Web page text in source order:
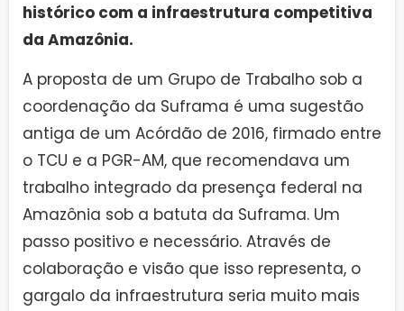
histórico com a infraestrutura competitiva
da Amazônia.
A proposta de um Grupo de Trabalho sob a
coordenação da Suframa é uma sugestão
antiga de um Acórdão de 2016, firmado entre
o TCU e a PGR-AM, que recomendava um
trabalho integrado da presença federal na
Amazônia sob a batuta da Suframa. Um
passo positivo e necessário. Através de
colaboração e visão que isso representa, o
gargalo da infraestrutura seria muito mais